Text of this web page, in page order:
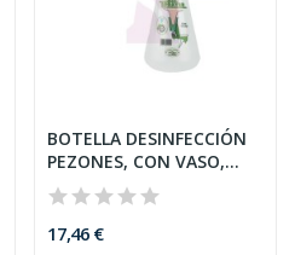
BOTELLA DESINFECCIÓN
PEZONES, CON VASO,
500CC
17,46 €